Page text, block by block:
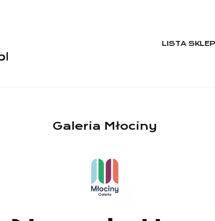
LISTA
Galeria Młociny